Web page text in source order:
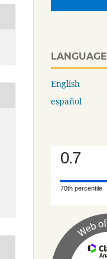
LANGUAGE
English
español
0.7
70th percentile